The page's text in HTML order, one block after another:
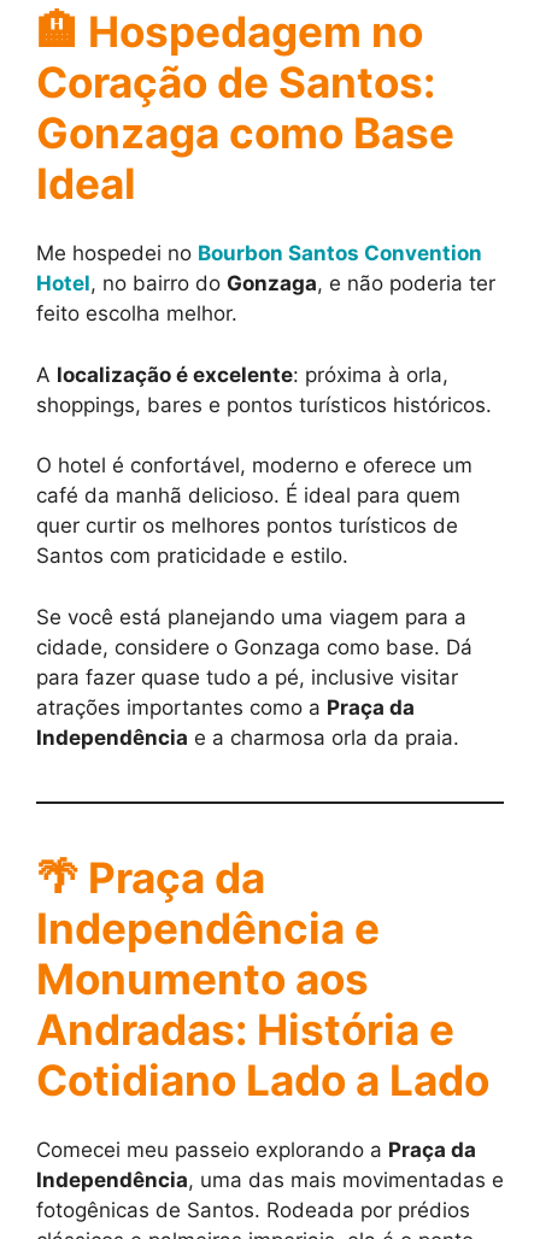
🏨 Hospedagem no
Coração de Santos:
Gonzaga como Base
Ideal
Me hospedei no Bourbon Santos Convention
Hotel, no bairro do Gonzaga, e não poderia ter
feito escolha melhor.
A localização é excelente: próxima à orla,
shoppings, bares e pontos turísticos históricos.
O hotel é confortável, moderno e oferece um
café da manhã delicioso. É ideal para quem
quer curtir os melhores pontos turísticos de
Santos com praticidade e estilo.
Se você está planejando uma viagem para a
cidade, considere o Gonzaga como base. Dá
para fazer quase tudo a pé, inclusive visitar
atrações importantes como a Praça da
Independência e a charmosa orla da praia.
🌴 Praça da
Independência e
Monumento aos
Andradas: História e
Cotidiano Lado a Lado
Comecei meu passeio explorando a Praça da
Independência, uma das mais movimentadas e
fotogênicas de Santos. Rodeada por prédios